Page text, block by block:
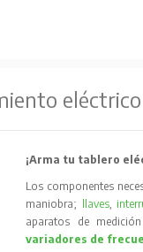
¡Arma tu tablero
Los componentes
maniobra;
llaves,
aparatos de
variadores de